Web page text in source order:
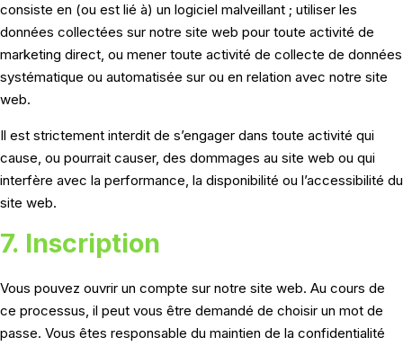
consiste en (ou est lié à) un logiciel malveillant ; utiliser les
données collectées sur notre site web pour toute activité de
marketing direct, ou mener toute activité de collecte de données
systématique ou automatisée sur ou en relation avec notre site
web.
Il est strictement interdit de s’engager dans toute activité qui
cause, ou pourrait causer, des dommages au site web ou qui
interfère avec la performance, la disponibilité ou l’accessibilité du
site web.
7. Inscription
Vous pouvez ouvrir un compte sur notre site web. Au cours de
ce processus, il peut vous être demandé de choisir un mot de
passe. Vous êtes responsable du maintien de la confidentialité